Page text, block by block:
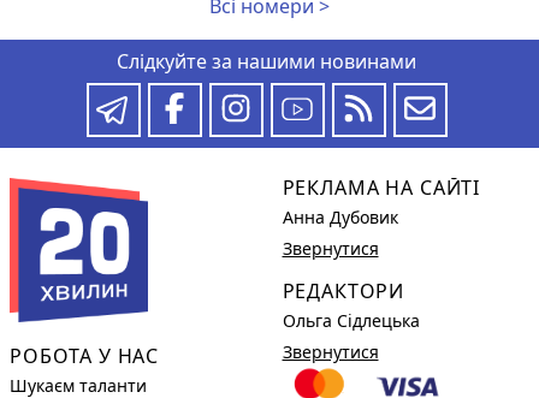
Всі номери >
Слідкуйте за нашими новинами
РОБОТА У НАС
Шукаєм таланти
РЕКЛАМА НА САЙТІ
Анна Дубовик
Звернутися
РЕДАКТОРИ
Ольга Сідлецька
Звернутися